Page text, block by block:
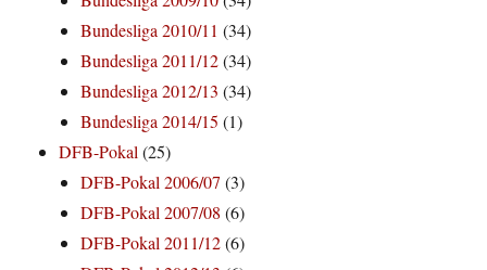
Bundesliga 2010/11 (34)
Bundesliga 2011/12(34)
Bundesliga 2012/13 (34)
Bundesliga 2014/15 (1)
DFB-Pokal(25)
DFB-Pokal 2006/07 (3)
DFB-Pokal 2007/08 (6)
DFB-Pokal 2011/12(6)